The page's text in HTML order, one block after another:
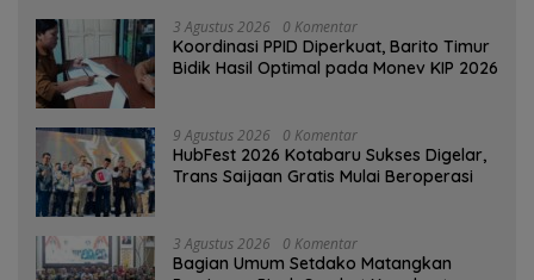
3 Agustus 2026 0 Komentar
Koordinasi PPID Diperkuat, Barito Timur
Bidik Hasil Optimal pada Monev KIP 2026
9 Agustus 2026 0 Komentar
HubFest 2026 Kotabaru Sukses Digelar,
Trans Saijaan Gratis Mulai Beroperasi
3 Agustus 2026 0 Komentar
Bagian Umum Setdako Matangkan